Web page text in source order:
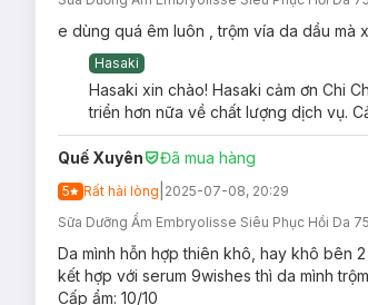
e dùng quá êm luôn , trộm vía da dầu mà
Hasaki
Hasaki xin chào! Hasaki cảm ơn Chi
triển hơn nữa về chất lượng dịch vụ.
Quế Xuyên Đã mua hàng
5 Rất hài lòng 2025-07-08, 20:29
Sữa Dưỡng Ẩm Embryolisse Siêu Phục Hồi Da
Da mình hỗn hợp thiên khô, hay khô bên
kết hợp với serum 9wishes thì da mình
Cấp ẩm: 10/10